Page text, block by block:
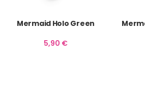
Mermaid Holo Green
5,90 €